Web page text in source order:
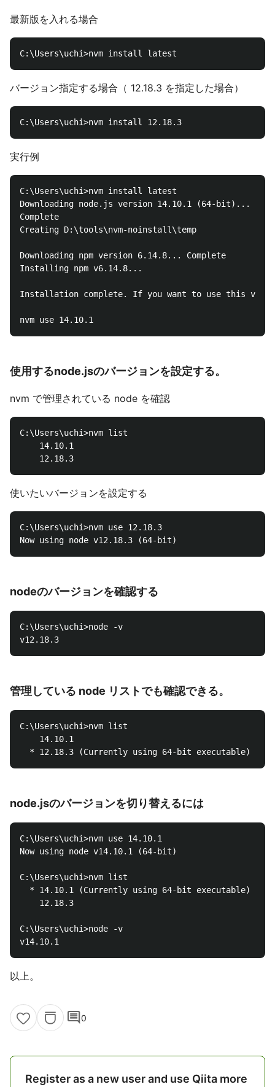
最新版を入れる場合
バージョン指定する場合（ 12.18.3 を指定した場合）
実行例
C:\Users\uchi>nvm install latest
Downloading node.js version 14.10.1 (64-bit)...
Complete
Creating D:\tools\nvm-noinstall\temp
Downloading npm version 6.14.8... Complete
Installing npm v6.14.8...
Installation complete. If you want to use this
使用するnode.jsのバージョンを設定する。
nvm で管理されている node を確認
C:\Users\uchi>nvm list
    14.10.1
使いたいバージョンを設定する
C:\Users\uchi>nvm use 12.18.3
nodeのバージョンを確認する
C:\Users\uchi>node -v
管理している node リストでも確認できる。
C:\Users\uchi>nvm list
    14.10.1
node.jsのバージョンを切り替えるには
C:\Users\uchi>nvm use 14.10.1
Now using node v14.10.1 (64-bit)
C:\Users\uchi>nvm list
  * 14.10.1 (Currently using 64-bit executable)
    12.18.3
C:\Users\uchi>node -v
以上。
comment0
Register as a new user and use Qiita more